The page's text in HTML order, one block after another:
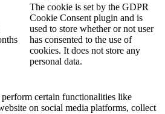
The cookie is set by the GDPR
Cookie Consent plugin and is
used to store whether or not user
has consented to the use of
cookies. It does not store any
personal data.
certain functionalities like
on social media platforms, collect